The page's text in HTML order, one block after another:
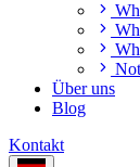
Über uns
Blog
Kontakt